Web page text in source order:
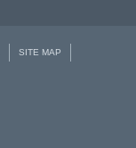
SITE MAP